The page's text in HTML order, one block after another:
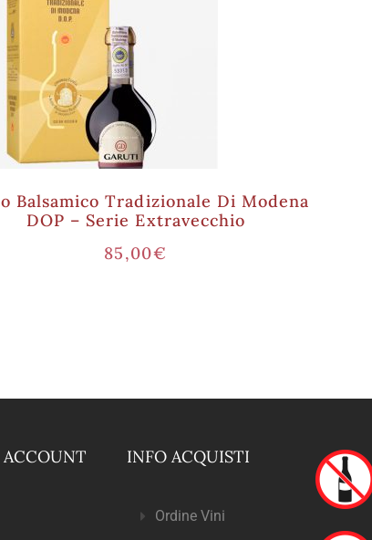
Balsamico Tradizionale Di Modena
DOP – Serie Extravecchio
85,00€
INFO ACQUISTI
Ordine Vini